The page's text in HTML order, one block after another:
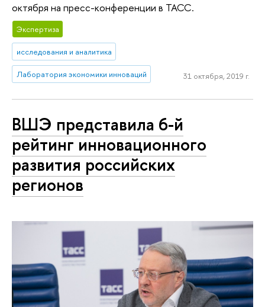
октября на пресс-конференции в ТАСС.
Экспертиза
исследования и аналитика
Лаборатория экономики инноваций 31 октября, 2019 г.
ВШЭ представила 6-й
рейтинг инновационного
развития российских
регионов